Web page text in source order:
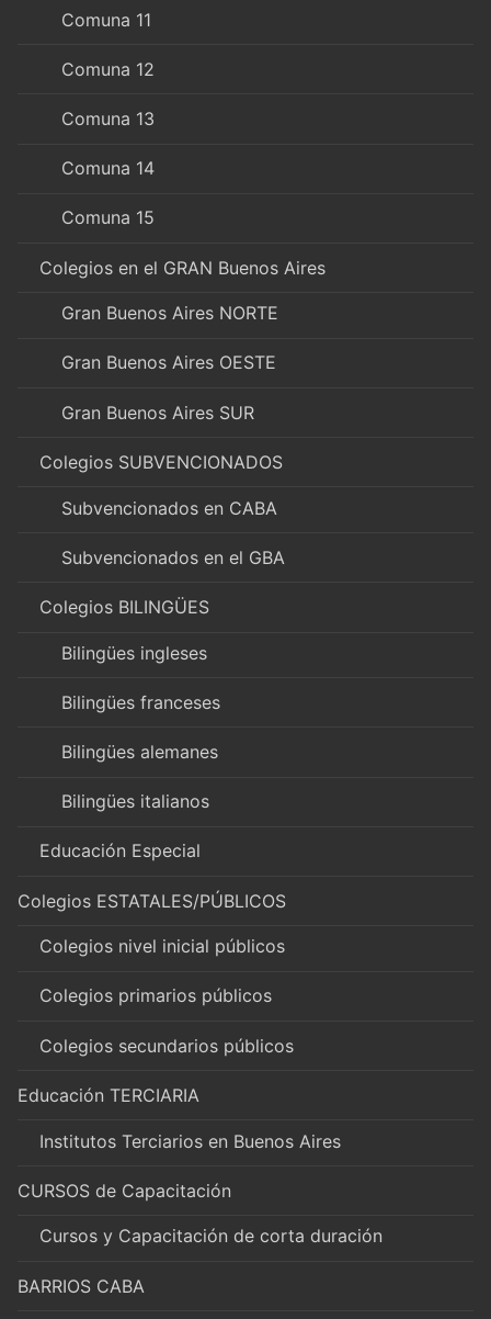
Comuna 11
Comuna 12
Comuna 13
Comuna 14
Comuna 15
Colegios en el GRAN Buenos Aires
Gran Buenos Aires NORTE
Gran Buenos Aires OESTE
Gran Buenos Aires SUR
Colegios SUBVENCIONADOS
Subvencionados en CABA
Subvencionados en el GBA
Colegios BILINGÜES
Bilingües ingleses
Bilingües franceses
Bilingües alemanes
Bilingües italianos
Educación Especial
Colegios ESTATALES/PÚBLICOS
Colegios nivel inicial públicos
Colegios primarios públicos
Colegios secundarios públicos
Educación TERCIARIA
Institutos Terciarios en Buenos Aires
CURSOS de Capacitación
Cursos y Capacitación de corta duración
BARRIOS CABA